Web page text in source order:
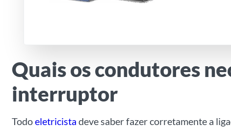
Quais os condutores
interruptor
Todoeletricista deve saber fazer corretamente a